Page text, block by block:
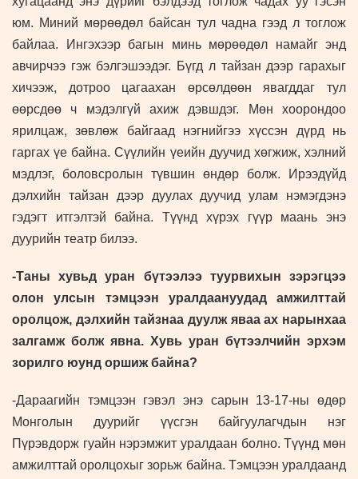
юм. Миний мөрөөдөл байсан тул чадна гээд л тоглож
байлаа. Ингэхээр багын минь мөрөөдөл намайг энд
авчирчээ гэж бэлгэшээдэг. Бүгд л тайзан дээр гарахыг
хичээж, дотроо цагаахан өрсөлдөөн явагддаг тул
өөрсдөө ч мэдэлгүй ахиж дэвшдэг. Мөн хоорондоо
ярилцаж, зөвлөж байгаад нэгнийгээ хүссэн дүрд нь
гаргах үе байна. Сүүлийн үеийн дуучид хөгжиж, хэлний
мэдлэг, боловсролын түвшин өндөр болж. Ирээдүйд
дэлхийн тайзан дээр дуулах дуучид улам нэмэгдэнэ
гэдэгт итгэлтэй байна. Түүнд хүрэх гүүр маань энэ
дуурийн театр билээ.
-Таны хувьд уран бүтээлээ туурвихын зэрэгцээ
олон улсын тэмцээн уралдаануудад амжилттай
оролцож, дэлхийн тайзнаа дуулж яваа ах нарынхаа
залгамж болж явна. Хувь уран бүтээлчийн эрхэм
зорилго юунд оршиж байна?
-Дараагийн тэмцээн гэвэл энэ сарын 13-17-ны өдөр
Монголын дуурийг үүсгэн байгуулагчдын нэг
Пүрэвдорж гуайн нэрэмжит уралдаан болно. Түүнд мөн
амжилттай оролцохыг зорьж байна. Тэмцээн уралдаанд